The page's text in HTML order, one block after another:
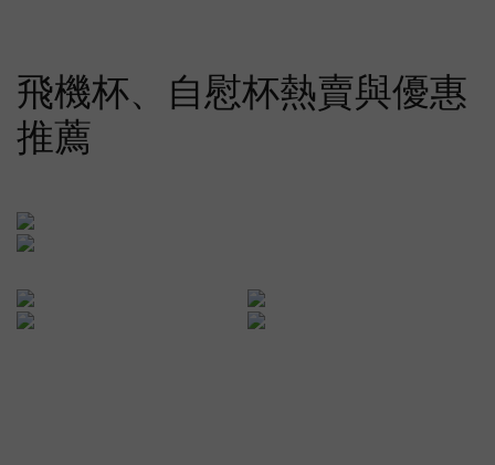
飛機杯、自慰杯熱賣與優惠
推薦